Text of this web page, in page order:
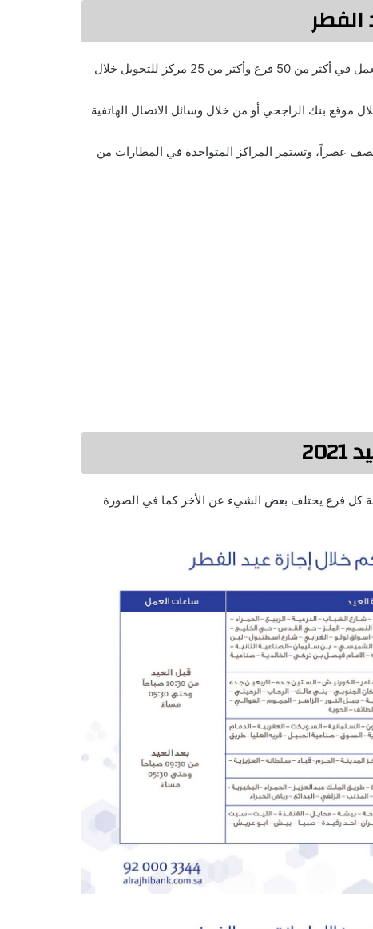
ويتم التوقف في إجازة عيد الفطر المبارك أول يوم فقط ثم يتم العمل في أكثر من 50 فرع وأكثر من 25 مركز للتحويل خلال
موقع بنك الراجحي أو من خلال وسائل الاتصال الهاتفية
عصراً، وتستمر المراكز المتواجدة في المطارات من
كل فرع يختلف بعض الشيء عن الأخر كما في الصورة